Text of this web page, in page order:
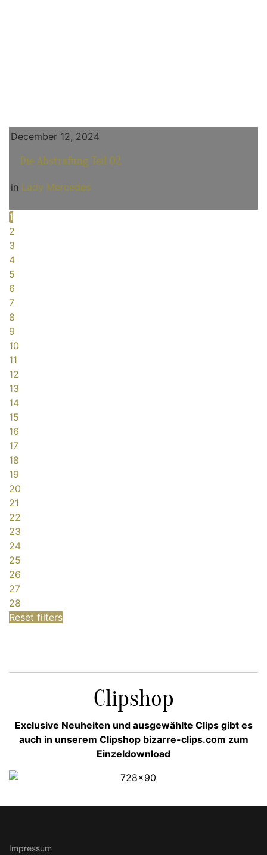
December 12, 2024
Die Abstrafung Teil 02
in Lady Mercedes
1
2
3
4
5
6
7
8
9
10
11
12
13
14
15
16
17
18
19
20
21
22
23
24
25
26
27
28
Reset filters
Clipshop
Exclusive Neuheiten und ausgewählte Clips gibt es
auch in unserem Clipshop bizarre-clips.com zum
Einzeldownload
Impressum